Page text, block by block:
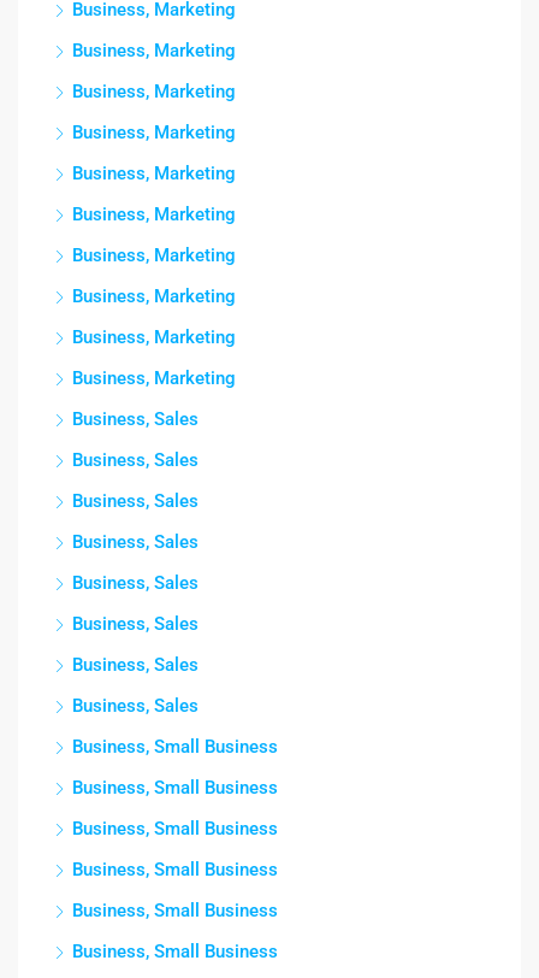
Business, Marketing
Business, Marketing
Business, Marketing
Business, Marketing
Business, Marketing
Business, Marketing
Business, Marketing
Business, Marketing
Business, Marketing
Business, Marketing
Business, Sales
Business, Sales
Business, Sales
Business, Sales
Business, Sales
Business, Sales
Business, Sales
Business, Sales
Business, Small Business
Business, Small Business
Business, Small Business
Business, Small Business
Business, Small Business
Business, Small Business